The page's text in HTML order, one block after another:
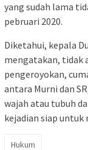
yang sudah lama
pebruari 2020.
Diketahui, kepala
mengatakan, tidak
pengeroyokan,
antara Murni dan
wajah atau tubuh
kejadian siap untuk
Hukum